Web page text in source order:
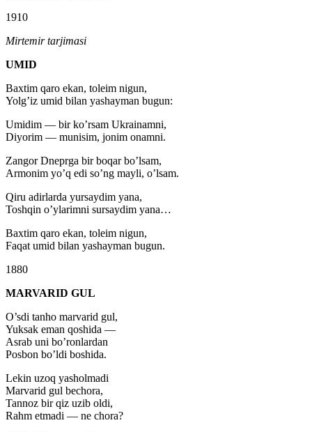
1910
Mirtemir tarjimasi
UMID
Baxtim qaro ekan, toleim nigun,
Yolg’iz umid bilan yashayman bugun:
Umidim — bir ko’rsam Ukrainamni,
Diyorim — munisim, jonim onamni.
Zangor Dneprga bir boqar bo’lsam,
Armonim yo’q edi so’ng mayli, o’lsam.
Qiru adirlarda yursaydim yana,
Toshqin o’ylarimni sursaydim yana…
Baxtim qaro ekan, toleim nigun,
Faqat umid bilan yashayman bugun.
1880
MARVARID GUL
O’sdi tanho marvarid gul,
Yuksak eman qoshida —
Asrab uni bo’ronlardan
Posbon bo’ldi boshida.
Lekin uzoq yasholmadi
Marvarid gul bechora,
Tannoz bir qiz uzib oldi,
Rahm etmadi — ne chora?